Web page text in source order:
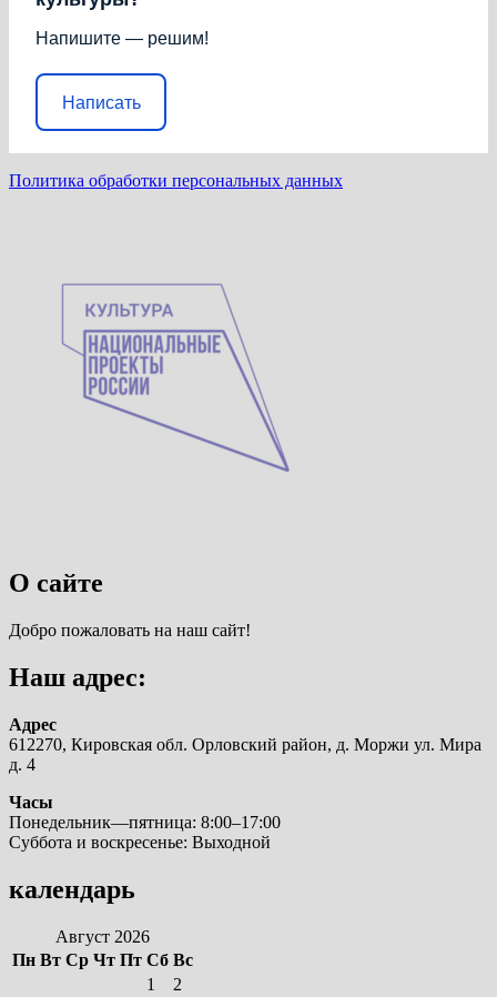
Напишите — решим!
Написать
Политика обработки персональных данных
О сайте
Добро пожаловать на наш сайт!
Наш адрес:
Адрес
612270, Кировская обл. Орловский район, д. Моржи ул. Мира
д. 4
Часы
Понедельник—пятница: 8:00–17:00
Суббота и воскресенье: Выходной
календарь
Август 2026
Пн Вт Ср Чт Пт Сб Вс
1
2